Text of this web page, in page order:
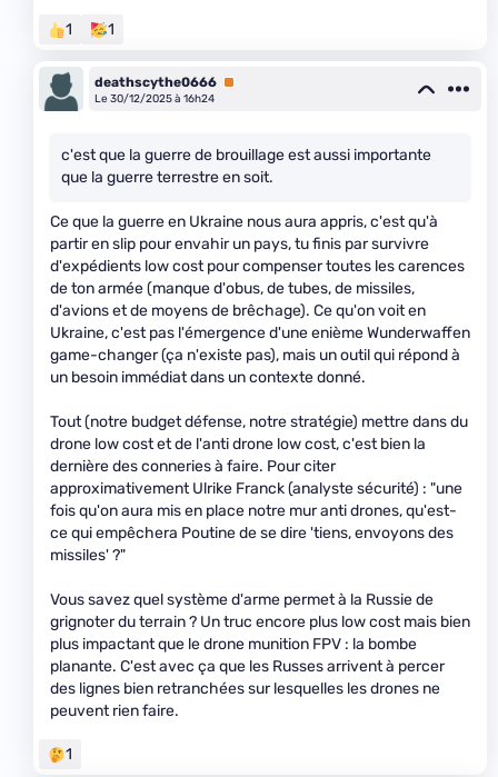
1 1
deathscythe0666 Premium
Le 30/12/2025 à 16h24
c'est que la guerre de brouillage est aussi importante
que la guerre terrestre en soit.
Ce que la guerre en Ukraine nous aura appris, c'est qu'à
partir en slip pour envahir un pays, tu finis par survivre
d'expédients low cost pour compenser toutes les carences
de ton armée (manque d'obus, de tubes, de missiles,
d'avions et de moyens de brêchage). Ce qu'on voit en
Ukraine, c'est pas l'émergence d'une enième Wunderwaffen
game-changer (ça n'existe pas), mais un outil qui répond à
un besoin immédiat dans un contexte donné.
Tout (notre budget défense, notre stratégie) mettre dans du
drone low cost et de l'anti drone low cost, c'est bien la
dernière des conneries à faire. Pour citer
approximativement Ulrike Franck (analyste sécurité) : "une
fois qu'on aura mis en place notre mur anti drones, qu'est-
ce qui empêchera Poutine de se dire 'tiens, envoyons des
missiles' ?"
Vous savez quel système d'arme permet à la Russie de
grignoter du terrain ? Un truc encore plus low cost mais bien
plus impactant que le drone munition FPV : la bombe
planante. C'est avec ça que les Russes arrivent à percer
des lignes bien retranchées sur lesquelles les drones ne
peuvent rien faire.
1